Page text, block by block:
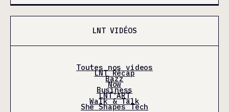
LNT VIDÉOS
Toutes nos videos
LNT Récap
Bazz
Now
Business
LNT'ART
Walk & Talk
She Shapes Tech